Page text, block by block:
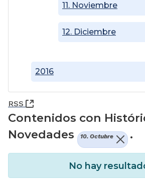
2016
11. Noviembre
12. Diciembre
RSS (Abre una nueva ventana)
Contenidos con
Novedades
10. Octubre .
No hay